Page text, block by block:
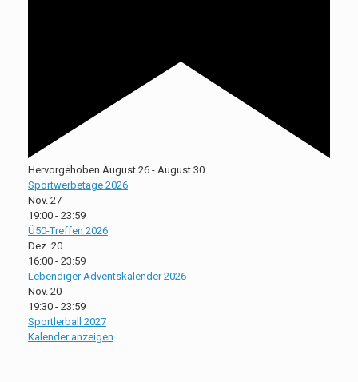
Hervorgehoben August 26 - August 30
Sportwerbetage 2026
Nov. 27
19:00 - 23:59
Ü50-Treffen 2026
Dez. 20
16:00 - 23:59
Lebendiger Adventskalender 2026
Nov. 20
19:30 - 23:59
Sportlerball 2027
Kalender anzeigen